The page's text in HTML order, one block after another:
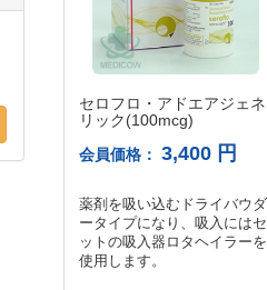
セロフロ・アドエアジェネ
リック(100mcg)
会員価格： 3,400 円
薬剤を吸い込むドライバウダ
ータイプになり、吸入にはセ
ットの吸入器ロタヘイラーを
使用します。